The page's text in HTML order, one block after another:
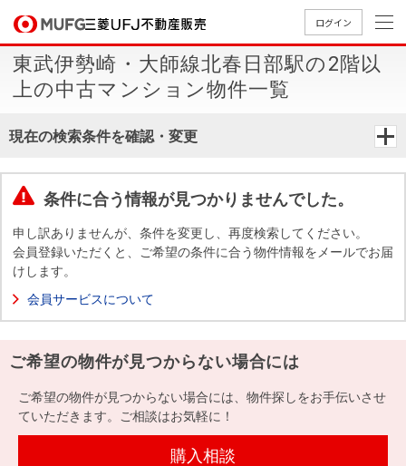
ログイン
買いたいTOP
中古
マン
ンを
探す
築・
一戸
建て
す
売りたいTOP
無
料
定
却
談
売却
店舗案内TOP
店舗のご
案内（首
案内（名
案内（関
会社情報TOP
ごあいさ
つ
要
Way
経営ビジ
ョン
組織図
役員一
沿革
本社地
図
採用情報TOP
新卒採用
情報
採用情報
買いたい
売りたい
店舗案内
会社情報
採用情報
提携企業にお勤めの方
東武伊勢崎・大師線北春日部駅の2階以
上の中古マンション物件一覧
現在の検索条件を確認・変更
条件に合う情報が見つかりませんでした。
申し訳ありませんが、条件を変更し、再度検索してください。
会員登録いただくと、ご希望の条件に合う物件情報をメールでお届
けします。
会員サービスについて
ご希望の物件が見つからない場合には
ご希望の物件が見つからない場合には、物件探しをお手伝いさせ
ていただきます。ご相談はお気軽に！
購入相談